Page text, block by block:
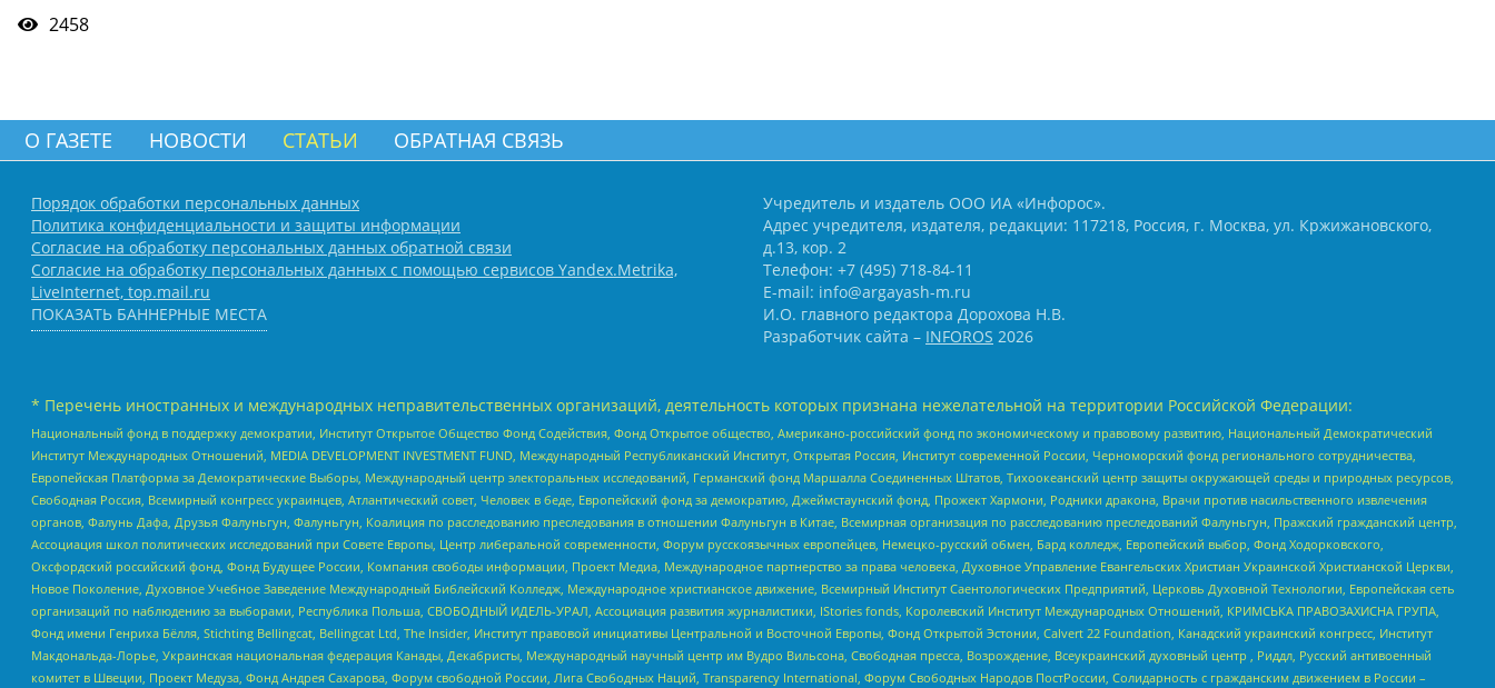
2458
О ГАЗЕТЕ НОВОСТИ СТАТЬИ ОБРАТНАЯ СВЯЗЬ
Порядок обработки персональных данных
Политика конфиденциальности и защиты информации
Согласие на обработку персональных данных обратной связи
Согласие на обработку персональных данных с помощью сервисов Yandex.Metrika,
LiveInternet, top.mail.ru
ПОКАЗАТЬ БАННЕРНЫЕ МЕСТА
Учредитель и издатель ООО ИА «Инфорос».
Адрес учредителя, издателя, редакции: 117218, Россия, г. Москва, ул. Кржижановского,
д.13, кор. 2
Телефон: +7 (495) 718-84-11
E-mail: info@argayash-m.ru
И.О. главного редактора Дорохова Н.В.
Разработчик сайта – INFOROS 2026
* Перечень иностранных и международных неправительственных организаций, деятельность которых признана нежелательной на территории Российской Федерации:
Национальный фонд в поддержку демократии, Институт Открытое Общество Фонд Содействия, Фонд Открытое общество, Американо-российский фонд по экономическому и правовому развитию, Национальный Демократический
Институт Международных Отношений, MEDIA DEVELOPMENT INVESTMENT FUND, Международный Республиканский Институт, Открытая Россия, Институт современной России, Черноморский фонд регионального сотрудничества,
Европейская Платформа за Демократические Выборы, Международный центр электоральных исследований, Германский фонд Маршалла Соединенных Штатов, Тихоокеанский центр защиты окружающей среды и природных ресурсов,
Свободная Россия, Всемирный конгресс украинцев, Атлантический совет, Человек в беде, Европейский фонд за демократию, Джеймстаунский фонд, Прожект Хармони, Родники дракона, Врачи против насильственного извлечения
органов, Фалунь Дафа, Друзья Фалуньгун, Фалуньгун, Коалиция по расследованию преследования в отношении Фалуньгун в Китае, Всемирная организация по расследованию преследований Фалуньгун, Пражский гражданский центр,
Ассоциация школ политических исследований при Совете Европы, Центр либеральной современности, Форум русскоязычных европейцев, Немецко-русский обмен, Бард колледж, Европейский выбор, Фонд Ходорковского,
Оксфордский российский фонд, Фонд Будущее России, Компания свободы информации, Проект Медиа, Международное партнерство за права человека, Духовное Управление Евангельских Христиан Украинской Христианской Церкви,
Новое Поколение, Духовное Учебное Заведение Международный Библейский Колледж, Международное христианское движение, Всемирный Институт Саентологических Предприятий, Церковь Духовной Технологии, Европейская сеть
организаций по наблюдению за выборами, Республика Польша, СВОБОДНЫЙ ИДЕЛЬ-УРАЛ, Ассоциация развития журналистики, IStories fonds, Королевский Институт Международных Отношений, КРИМСЬКА ПРАВОЗАХИСНА ГРУПА,
Фонд имени Генриха Бёлля, Stichting Bellingcat, Bellingcat Ltd, The Insider, Институт правовой инициативы Центральной и Восточной Европы, Фонд Открытой Эстонии, Calvert 22 Foundation, Канадский украинский конгресс, Институт
Макдональда-Лорье, Украинская национальная федерация Канады, Декабристы, Международный научный центр им Вудро Вильсона, Свободная пресса, Возрождение, Всеукраинский духовный центр , Риддл, Русский антивоенный
комитет в Швеции, Проект Медуза, Фонд Андрея Сахарова, Форум свободной России, Лига Свободных Наций, Transparеncy International, Форум Свободных Народов ПостРоссии, Солидарность с гражданским движением в России –